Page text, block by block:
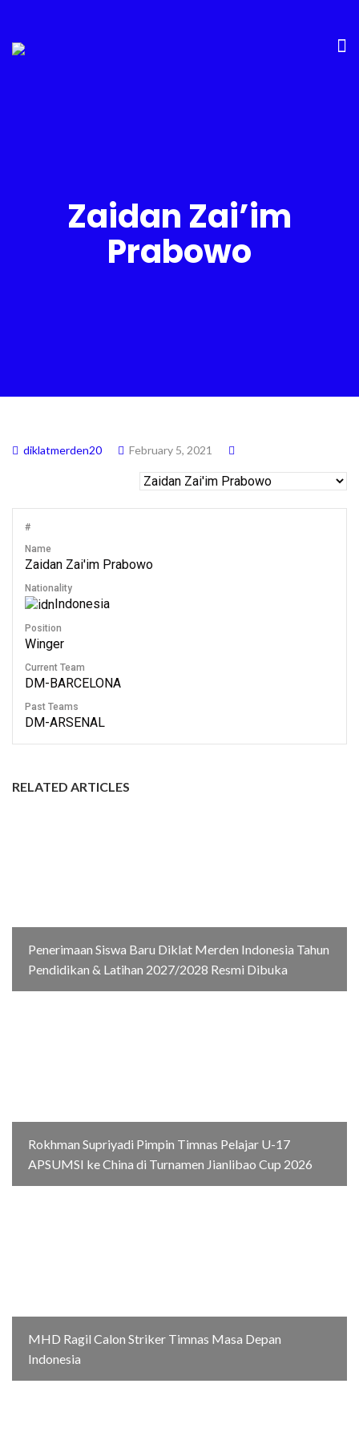
Zaidan Zai’im
Prabowo
diklatmerden20 February 5, 2021
#
Name
Zaidan Zai'im Prabowo
Nationality
Indonesia
Position
Winger
Current Team
DM-BARCELONA
Past Teams
DM-ARSENAL
RELATED ARTICLES
Penerimaan Siswa Baru Diklat Merden Indonesia Tahun
Pendidikan & Latihan 2027/2028 Resmi Dibuka
Rokhman Supriyadi Pimpin Timnas Pelajar U-17
APSUMSI ke China di Turnamen Jianlibao Cup 2026
MHD Ragil Calon Striker Timnas Masa Depan
Indonesia